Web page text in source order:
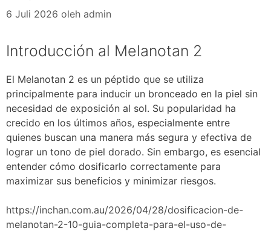
6 Juli 2026 oleh admin
Introducción al Melanotan 2
El Melanotan 2 es un péptido que se utiliza
principalmente para inducir un bronceado en la piel sin
necesidad de exposición al sol. Su popularidad ha
crecido en los últimos años, especialmente entre
quienes buscan una manera más segura y efectiva de
lograr un tono de piel dorado. Sin embargo, es esencial
entender cómo dosificarlo correctamente para
maximizar sus beneficios y minimizar riesgos.
https://inchan.com.au/2026/04/28/dosificacion-de-
melanotan-2-10-guia-completa-para-el-uso-de-